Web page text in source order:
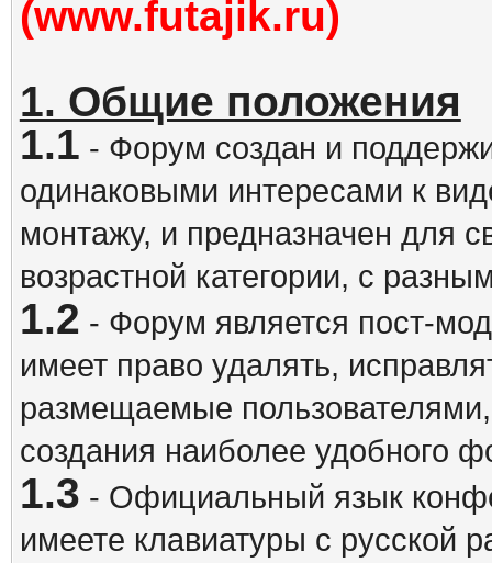
(www.futajik.ru)
1. Общие положения
1.1 - Форум создан и
одинаковыми интересами к
монтажу, и предназначен для
возрастной категории, с
1.2 - Форум является пост-
имеет право удалять,
размещаемые
создания наиболее удобного
1.3 - Официальный язык
имеете клавиатуры с русской